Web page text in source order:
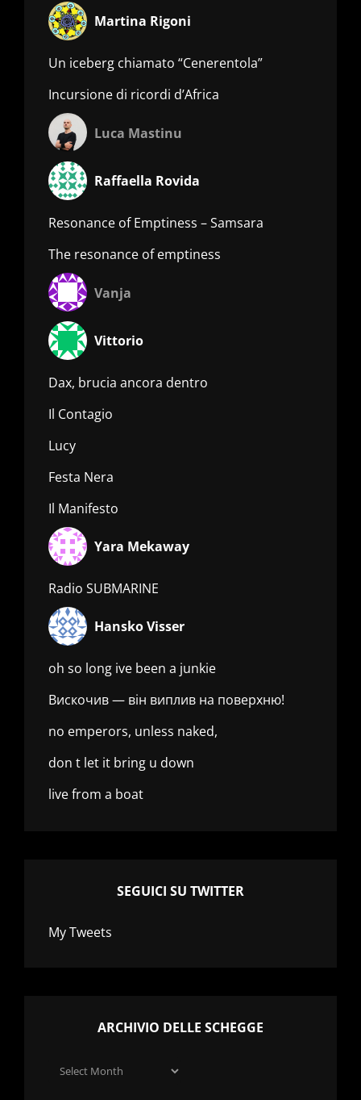
Martina Rigoni
Un iceberg chiamato “Cenerentola”
Incursione di ricordi d’Africa
Luca Mastinu
Raffaella Rovida
Resonance of Emptiness – Samsara
The resonance of emptiness
Vanja
Vittorio
Dax, brucia ancora dentro
Il Contagio
Lucy
Festa Nera
Il Manifesto
Yara Mekaway
Radio SUBMARINE
Hansko Visser
oh so long ive been a junkie
Вискочив — він виплив на поверхню!
no emperors, unless naked,
don t let it bring u down
live from a boat
SEGUICI SU TWITTER
My Tweets
ARCHIVIO DELLE SCHEGGE
Archivio